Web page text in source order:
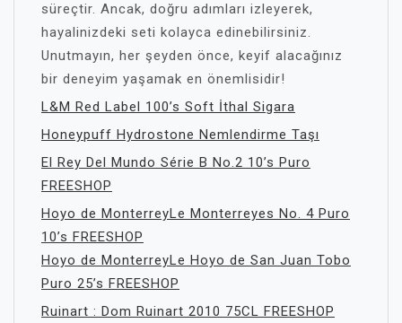
süreçtir. Ancak, doğru adımları izleyerek,
hayalinizdeki seti kolayca edinebilirsiniz.
Unutmayın, her şeyden önce, keyif alacağınız
bir deneyim yaşamak en önemlisidir!
L&M Red Label 100’s Soft İthal Sigara
Honeypuff Hydrostone Nemlendirme Taşı
El Rey Del Mundo Série B No.2 10’s Puro
FREESHOP
Hoyo de MonterreyLe Monterreyes No. 4 Puro
10’s FREESHOP
Hoyo de MonterreyLe Hoyo de San Juan Tobo
Puro 25’s FREESHOP
Ruinart : Dom Ruinart 2010 75CL FREESHOP